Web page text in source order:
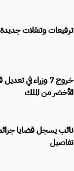
ترفيعات وتنقلات جديدة
خروج 7 وزراء في
الأخضر من الملك
تفاصيل